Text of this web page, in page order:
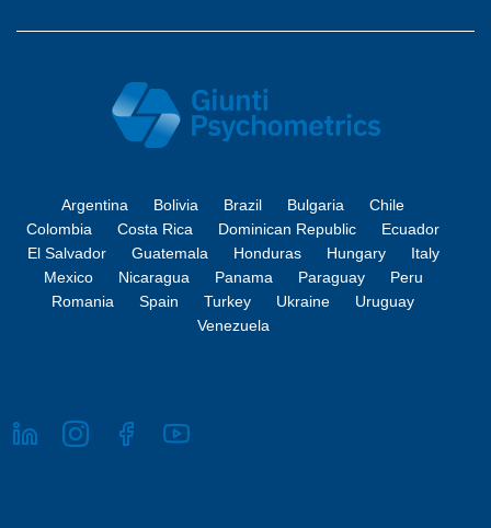
Argentina Bolivia Brazil Bulgaria
Chile
Colombia
Costa Rica Dominican Republic
Ecuador
El Salvador
Guatemala Honduras Hungary
Italy
Mexico
Nicaragua Panama Paraguay
Peru
Romania
Spain Turkey Ukraine
Uruguay
Venezuela